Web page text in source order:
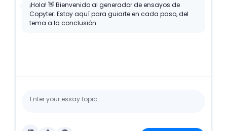
¡Hola! 👋 Bienvenido al generador de ensayos de
Copyter. Estoy aquí para guiarte en cada paso, del
tema a la conclusión.